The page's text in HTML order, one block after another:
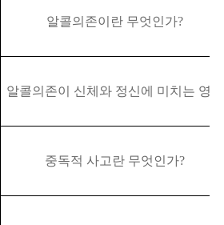
알콜의존이란 무엇인가?
알콜의존이 신체와 정신에 미치는 영향
중독적 사고란 무엇인가?